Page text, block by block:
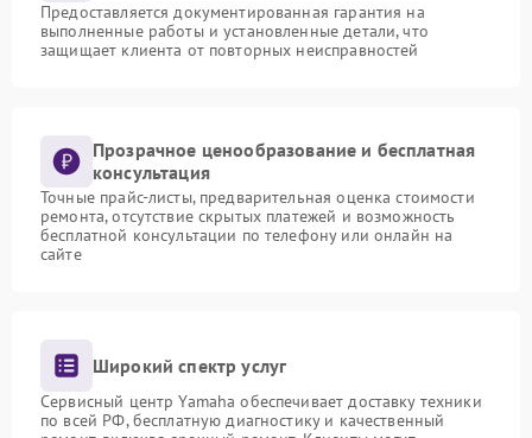
Предоставляется документированная гарантия на
выполненные работы и установленные детали, что
защищает клиента от повторных неисправностей
Прозрачное ценообразование и бесплатная
консультация
Точные прайс-листы, предварительная оценка стоимости
ремонта, отсутствие скрытых платежей и возможность
бесплатной консультации по телефону или онлайн на
сайте
Широкий спектр услуг
Сервисный центр Yamaha обеспечивает доставку техники
по всей РФ, бесплатную диагностику и качественный